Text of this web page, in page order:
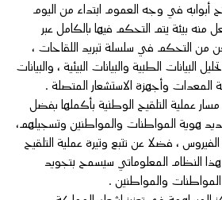
أبوابه في وجه العموم ابتداء من اليوم
بيئة يتم التحكم فيها بالكامل عبر
من التحكم في سلسلة تبريد اللقاحات ،
البيانات الطبية والبيانات البيئية ، والبيانات
وأجهزة الاستشعار المتصلة .
عملية التلقيح الوطنية بأكملها بفضل
هوية المواطنات والمواطنين وتسجيلهم،
، فضلا عن تتبع وتيرة عملية التلقيح
النظام المعلوماتي سيسمح بتجويد
والمواطنين .